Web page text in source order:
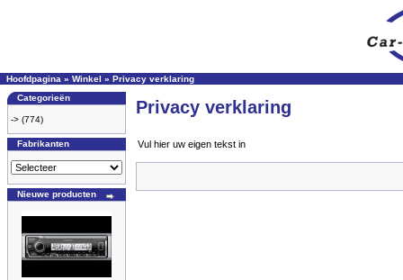
Hoofdpagina » Winkel » Privacy verklaring
Categorieën
-> (774)
Fabrikanten
Nieuwe producten
Privacy verklaring
Vul hier uw eigen tekst in